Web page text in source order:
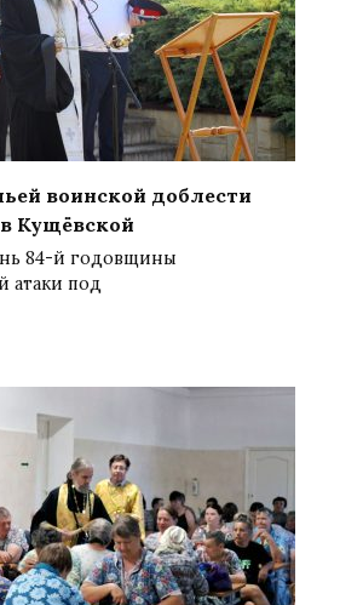
воинской доблести
Кущёвской
84-й годовщины
атаки под